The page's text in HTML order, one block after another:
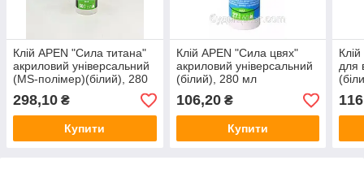
Клій APEN "Сила титана"
акриловий універсальний
(MS-полімер)(білий), 280
мл
298,10 ₴
Купити
Клій APEN "Сила цвях"
акриловий універсальний
(білий), 280 мл
106,20₴
Купити
для